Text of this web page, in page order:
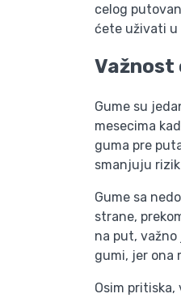
celog
ćete uživati u
Važnost
Gume su
mesecima
guma pre
smanjuju
Gume sa
strane,
na put,
gumi, jer ona
Osim